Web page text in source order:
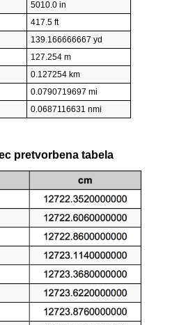
5010.0 in
417.5 ft
139.166666667 yd
127.254 m
0.127254 km
0.0790719697 mi
0.0687116631 nmi
pretvorbena tabela